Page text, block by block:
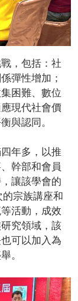
，包括：社
彈性增加；
困難、數位
現代社會價
與認同。
年多，以推
幹部和會員
讓該學會的
宗族講座和
活動，成效
究領域，該
可以加入為
。